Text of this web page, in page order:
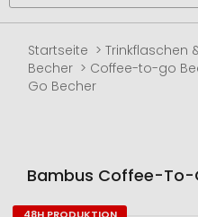
Startseite Trinkflaschen
Becher
Coffee-to-go
Go Becher
Bambus Coffee-To-
48H PRODUKTION